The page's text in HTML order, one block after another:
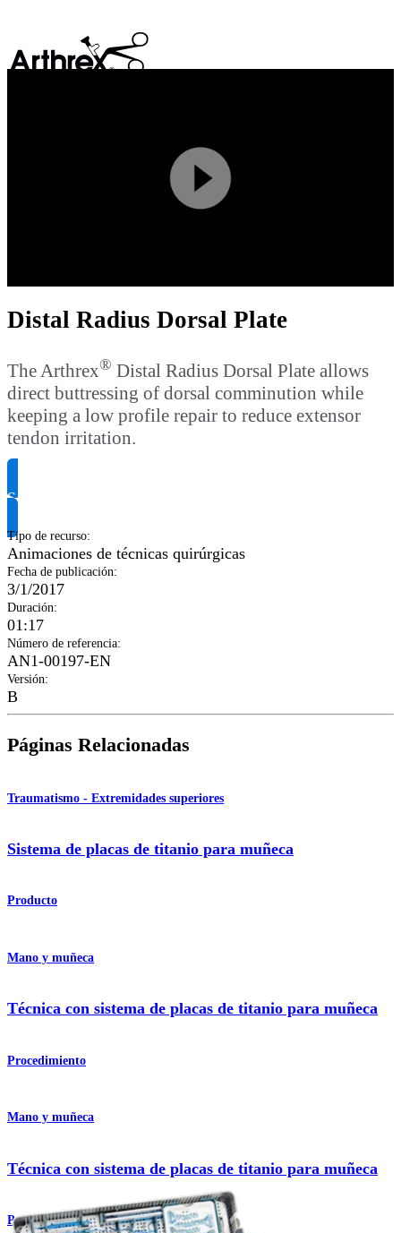
Play
Video
Distal Radius Dorsal Plate
The Arthrex® Distal Radius Dorsal Plate allows
direct buttressing of dorsal comminution while
keeping a low profile repair to reduce extensor
tendon irritation.
Solicitar información del producto
Tipo de recurso:
Animaciones de técnicas quirúrgicas
Fecha de publicación:
3/1/2017
Duración:
01:17
Número de referencia:
AN1-00197-EN
Versión:
B
Páginas Relacionadas
Traumatismo - Extremidades superiores
Sistema de placas de titanio para muñeca
Producto
Mano y muñeca
Técnica con sistema de placas de titanio para muñeca
Procedimiento
Mano y muñeca
Técnica con sistema de placas de titanio para muñeca
Procedimiento